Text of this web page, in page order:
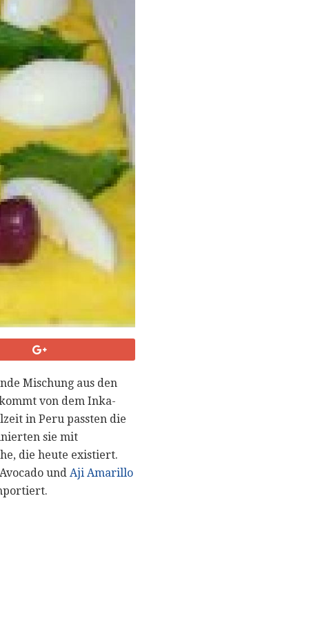
Mischung aus den
von dem Inka-
in Peru passten die
sie mit
die heute existiert.
und Aji Amarillo